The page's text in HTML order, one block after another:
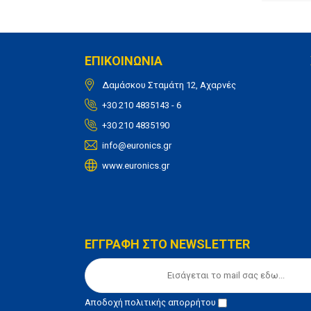
ΕΠΙΚΟΙΝΩΝΙΑ
Δαμάσκου Σταμάτη 12, Αχαρνές
+30 210 4835143 - 6
+30 210 4835190
info@euronics.gr
www.euronics.gr
ΕΓΓΡΑΦΗ ΣΤΟ NEWSLETTER
Αποδοχήπολιτικής απορρήτου